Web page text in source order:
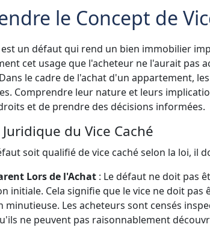
le Concept de
est un défaut qui rend un bien immobilier
cet usage que l'acheteur ne l'aurait pas
le cadre de l'achat d'un appartement,
Comprendre leur nature et leurs
et de prendre des décisions informées.
du Vice Caché
soit qualifié de vice caché selon la loi, il
Lors de l'Achat : Le défaut ne doit pas
initiale. Cela signifie que le vice ne doit
minutieuse. Les acheteurs sont censés
ne peuvent pas raisonnablement